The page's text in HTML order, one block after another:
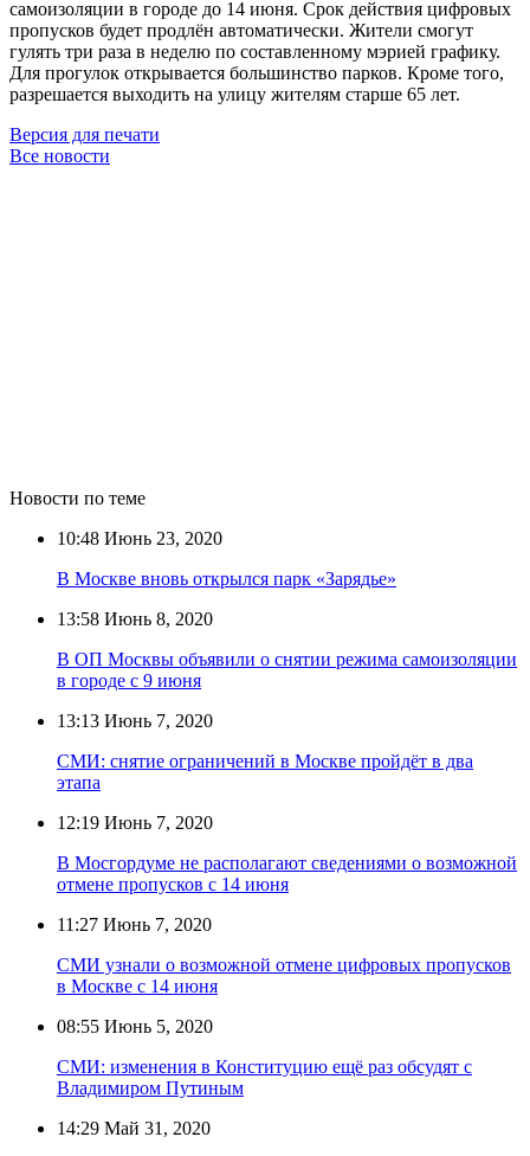
самоизоляции в городе до 14 июня. Срок действия цифровых
пропусков будет продлён автоматически. Жители смогут
гулять три раза в неделю по составленному мэрией графику.
Для прогулок открывается большинство парков. Кроме того,
разрешается выходить на улицу жителям старше 65 лет.
Версия для печати
Все новости
Новости по теме
10:48 Июнь 23, 2020
В Москве вновь открылся парк «Зарядье»
13:58 Июнь 8, 2020
В ОП Москвы объявили о снятии режима самоизоляции
в городе с 9 июня
13:13 Июнь 7, 2020
СМИ: снятие ограничений в Москве пройдёт в два
этапа
12:19 Июнь 7, 2020
В Мосгордуме не располагают сведениями о возможной
отмене пропусков с 14 июня
11:27 Июнь 7, 2020
СМИ узнали о возможной отмене цифровых пропусков
в Москве с 14 июня
08:55 Июнь 5, 2020
СМИ: изменения в Конституцию ещё раз обсудят с
Владимиром Путиным
14:29 Май 31, 2020